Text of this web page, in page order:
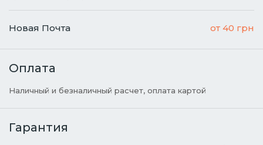
Новая Почта от 40 грн
Оплата
Наличный и безналичный расчет, оплата картой
Гарантия